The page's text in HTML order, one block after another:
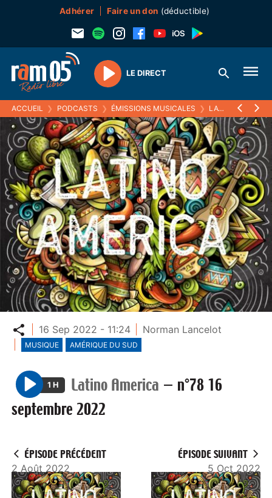
Adhérer Faire un don (déductible)
Play
LE DIRECT
ACCUEIL ❯ PODCASTS ❯ ÉMISSIONS MUSICALES ❯ LATINO AMERICA
Partager
16 Sep 2022 - 11:24 Norman Lancelot
MUSIQUE AMÉRIQUE DU SUD
P
l
1 H Latino America — n°78 16
septembre 2022
ÉPISODE PRÉCÉDENT
2 Août 2022
ÉPISODE SUIVANT
5 Oct 2022